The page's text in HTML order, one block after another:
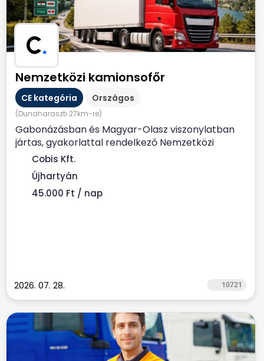
C.
Nemzetközi kamionsofőr
CE kategória Országos
(Dunaharaszti 27km-re)
Gabonázásban és Magyar-Olasz viszonylatban
jártas, gyakorlattal rendelkező Nemzetközi
kamionsofőrt keresünk....
Cobis Kft.
Újhartyán
45.000 Ft / nap
2026. 07. 28. 10721